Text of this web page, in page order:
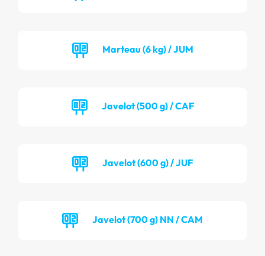
Marteau (6 kg) / JUM
Javelot (500 g) / CAF
Javelot (600 g) / JUF
Javelot (700 g) NN / CAM